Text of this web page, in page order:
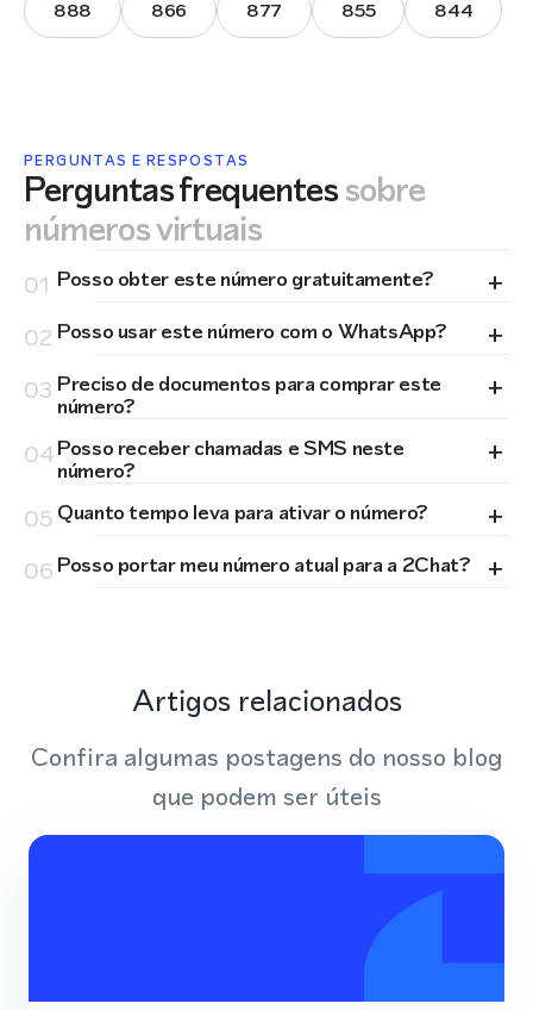
888 866 877 855 844
PERGUNTAS E RESPOSTAS
Perguntas frequentessobre
números virtuais
01 Posso obter este número gratuitamente? +
02 Posso usar este número com o WhatsApp? +
03 Preciso de documentos para comprar este
número? +
04Posso receber chamadas e SMS neste
número? +
05 Quanto tempo leva para ativar o número? +
06 Posso portar meu número atual para a 2Chat? +
Artigos relacionados
Confira algumas postagens do nosso blog
que podem ser úteis